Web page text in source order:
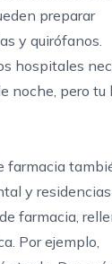
preparar
y quirófanos.
hospitales
noche, pero tu
farmacia
y residencias
farmacia,
Por ejemplo,